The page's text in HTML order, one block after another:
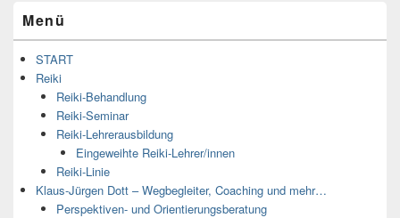
Widget-
Bereich
Menü
START
Reiki
Reiki-Behandlung
Reiki-Seminar
Reiki-Lehrerausbildung
Eingeweihte Reiki-Lehrer/innen
Reiki-Linie
Klaus-Jürgen Dott – Wegbegleiter, Coaching und mehr…
Perspektiven- und Orientierungsberatung